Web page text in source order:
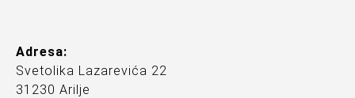
Adresa:
Svetolika Lazarevića 22
31230 Arilje